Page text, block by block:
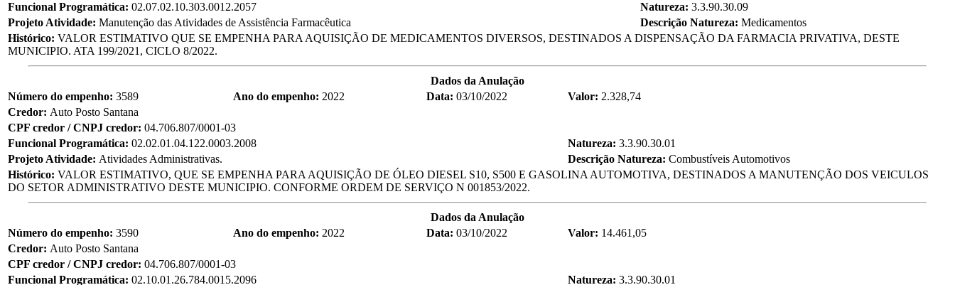
Funcional Programática: 02.07.02.10.303.0012.2057 Natureza: 3.3.90.30.09
Projeto Atividade: Manutenção das Atividades de Assistência Farmacêutica Descrição Natureza: Medicamentos
Histórico: VALOR ESTIMATIVO QUE SE EMPENHA PARA AQUISIÇÃO DE MEDICAMENTOS DIVERSOS, DESTINADOS A DISPENSAÇÃO DA FARMACIA PRIVATIVA, DESTE
MUNICIPIO. ATA 199/2021, CICLO 8/2022.
Dados da Anulação
Número do empenho: 3589 Ano do empenho: 2022 Data: 03/10/2022 Valor: 2.328,74
Credor: Auto Posto Santana
CPF credor / CNPJ credor: 04.706.807/0001-03
Funcional Programática: 02.02.01.04.122.0003.2008 Natureza: 3.3.90.30.01
Projeto Atividade: Atividades Administrativas. Descrição Natureza: Combustíveis Automotivos
Histórico: VALOR ESTIMATIVO, QUE SE EMPENHA PARA AQUISIÇÃO DE ÓLEO DIESEL S10, S500 E GASOLINA AUTOMOTIVA, DESTINADOS A MANUTENÇÃO DOS VEICULOS
DO SETOR ADMINISTRATIVO DESTE MUNICIPIO. CONFORME ORDEM DE SERVIÇO N 001853/2022.
Dados da Anulação
Número do empenho: 3590 Ano do empenho: 2022 Data: 03/10/2022 Valor: 14.461,05
Credor: Auto Posto Santana
CPF credor / CNPJ credor: 04.706.807/0001-03
Funcional Programática: 02.10.01.26.784.0015.2096 Natureza: 3.3.90.30.01